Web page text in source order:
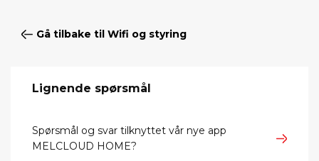
Gå tilbake til Wifi og styring
Lignende spørsmål
Spørsmål og svar tilknyttet vår nye app
MELCLOUD HOME?